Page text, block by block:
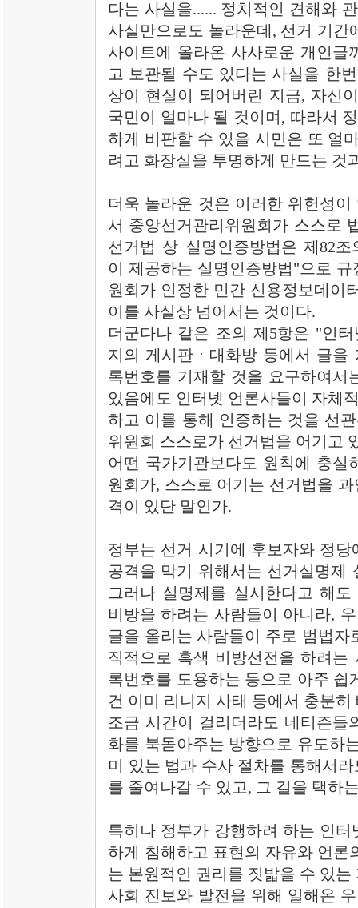
다는 사실을...... 정치적인 견해와
사실만으로도 놀라운데, 선거 기
사이트에 올라온 사사로운 개인
고 보관될 수도 있다는 사실을 한
상이 현실이 되어버린 지금, 자신
국민이 얼마나 될 것이며, 따라서
하게 비판할 수 있을 시민은 또 얼
려고 화장실을 투명하게 만드는 것
더욱 놀라운 것은 이러한 위헌성
서 중앙선거관리위원회가 스스로
선거법 상 실명인증방법은 제82
이 제공하는 실명인증방법"으로
원회가 인정한 민간 신용정보데이
이를 사실상 넘어서는 것이다.
더군다나 같은 조의 제5항은 "인
지의 게시판ㆍ대화방 등에서 글
록번호를 기재할 것을 요구하여서
있음에도 인터넷 언론사들이 자체
하고 이를 통해 인증하는 것을 선
위원회 스스로가 선거법을 어기고
어떤 국가기관보다도 원칙에 충
원회가, 스스로 어기는 선거법을
격이 있단 말인가.
정부는 선거 시기에 후보자와 정
공격을 막기 위해서는 선거실명제
그러나 실명제를 실시한다고 해
비방을 하려는 사람들이 아니라,
글을 올리는 사람들이 주로 범법
직적으로 흑색 비방선전을 하려
록번호를 도용하는 등으로 아주
건 이미 리니지 사태 등에서 충분
조금 시간이 걸리더라도 네티즌
화를 북돋아주는 방향으로 유도하
미 있는 법과 수사 절차를 통해서
를 줄여나갈 수 있고, 그 길을 택하
특히나 정부가 강행하려 하는 인
하게 침해하고 표현의 자유와 언론
는 본원적인 권리를 짓밟을 수 있
사회 진보와 발전을 위해 일해온